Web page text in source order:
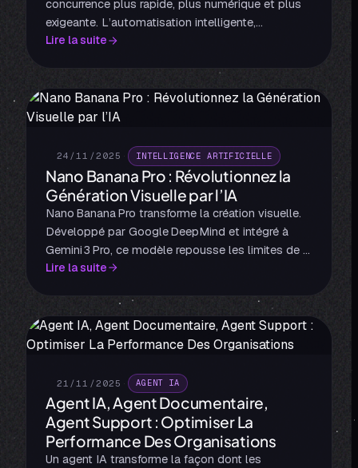
concurrence plus rapide, plus numérique et plus
exigeante. L’automatisation intelligente,
combinant intelligence artificielle et processus
garder une avance durable. Elle permettra
d’optimiser les opérations, de réduire les coûts et
d’améliorer la précision des décisions, tout en
du marché.
Lire la suite
24/11/2025 · INTELLIGENCE ARTIFICIELLE
Nano Banana Pro : Révolutionnez la
Génération Visuelle par l’IA
Nano Banana Pro transforme la création visuelle.
Développé par Google DeepMind et intégré à
Gemini 3 Pro, ce modèle repousse les limites de la
génération et de l’édition d’images. Il permet de
naturel, dans plusieurs langues, tout en offrant un
contrôle créatif inédit.
Lire la suite
21/11/2025 · AGENT IA
Agent IA, Agent Documentaire,
Agent Support : Optimiser La
Performance Des Organisations
Un agent IA transforme la façon dont les